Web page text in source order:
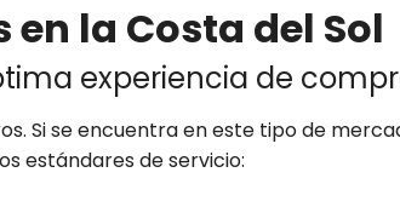
la Costa del Sol
experiencia de
Si se encuentra en este tipo de
estándares de servicio: